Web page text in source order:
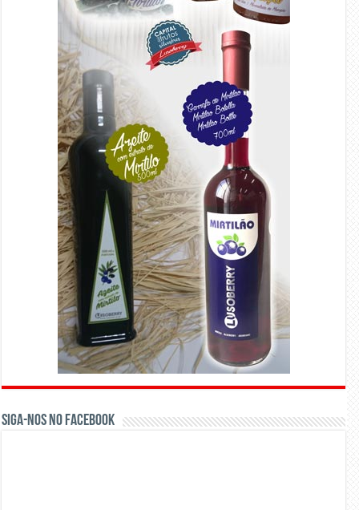
Siga-nos no Facebook